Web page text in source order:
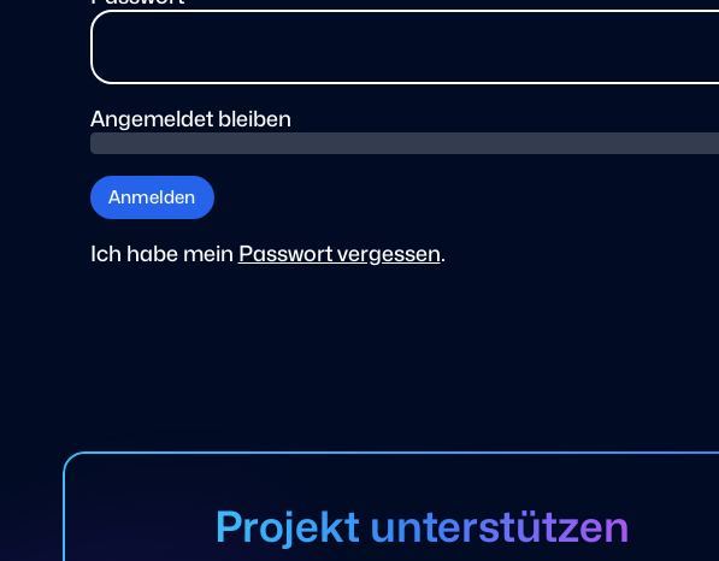
Angemeldet bleiben
Anmelden
Ich habe mein Passwort vergessen.
Projekt unterstützen